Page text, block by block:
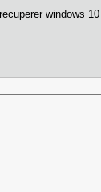
windows